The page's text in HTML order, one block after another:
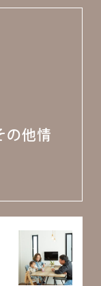
の他情